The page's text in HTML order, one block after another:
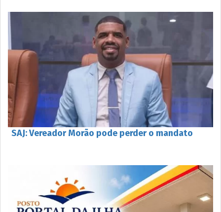
SAJ: Vereador Morão pode perder o mandato